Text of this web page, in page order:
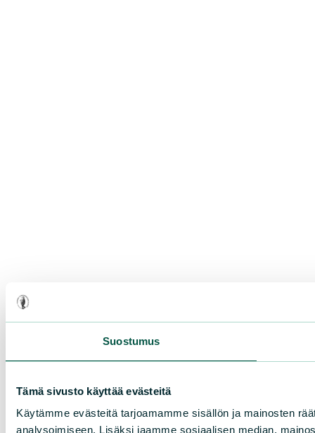
Suostumus
Tämä sivusto käyttää evästeitä
Käytämme evästeitä tarjoamamme sisällön ja mainosten
analysoimiseen. Lisäksi jaamme sosiaalisen median,